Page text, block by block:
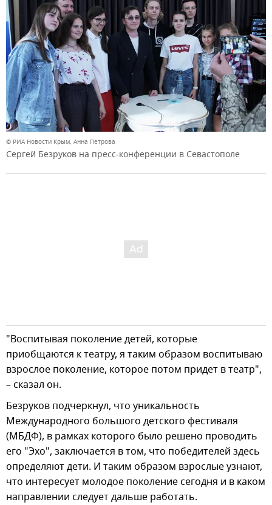
© РИА Новости Крым, Анна Петрова
Сергей Безруков на пресс-конференции в Севастополе
"Воспитывая поколение детей, которые
приобщаются к театру, я таким образом воспитываю
взрослое поколение, которое потом придет в театр",
– сказал он.
Безруков подчеркнул, что уникальность
Международного большого детского фестиваля
(МБДФ), в рамках которого было решено проводить
его "Эхо", заключается в том, что победителей здесь
определяют дети. И таким образом взрослые узнают,
что интересует молодое поколение сегодня и в каком
направлении следует дальше работать.